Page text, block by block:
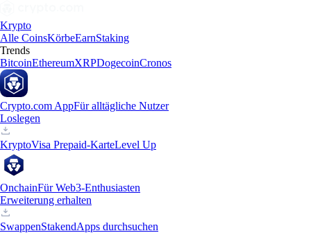
Krypto
Alle CoinsKörbeEarnStaking
Trends
BitcoinEthereumXRPDogecoinCronos
Crypto.com AppFür alltägliche Nutzer
Loslegen
KryptoVisa Prepaid-KarteLevel Up
OnchainFür Web3-Enthusiasten
Erweiterung erhalten
SwappenStakendApps durchsuchen